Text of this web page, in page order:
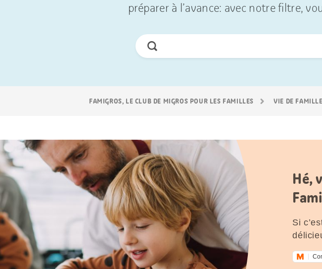
préparer à l’avance: avec notre filtre,
Chercher
FAMIGROS, LE CLUB DE MIGROS POUR LES FAMILLES VIE DE FAMILLE
Hé,
Si